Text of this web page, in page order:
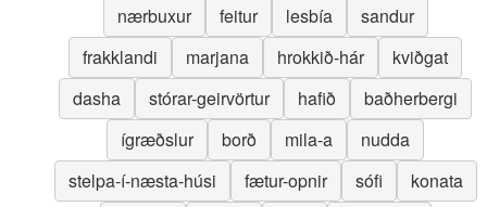
nærbuxur
feitur lesbía
sandur
frakklandi
marjana hrokkið-hár
kviðgat
dasha
stórar-geirvörtur hafið
baðherbergi
ígræðslur
borð mila-a
nudda
stelpa-í-næsta-húsi
fætur-opnir sófi
konata